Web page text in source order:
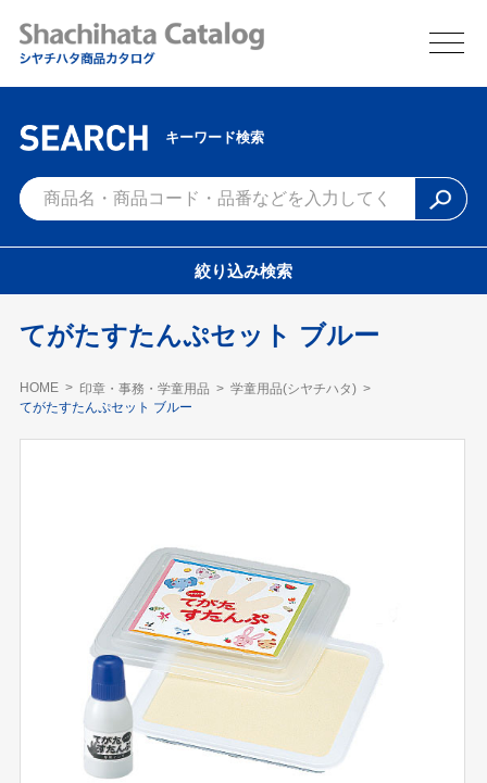
キーワード検索
絞り込み検索
てがたすたんぷセット ブルー
HOME 印章・事務・学童用品
学童用品(シヤチハタ)
てがたすたんぷセット ブルー